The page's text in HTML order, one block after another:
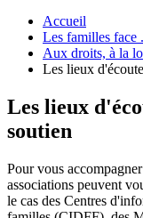
Accueil
Les familles face
Aux droits, à la
Les lieux
Les lieux
soutien
Pour vous
associations peuvent
le cas des Centres